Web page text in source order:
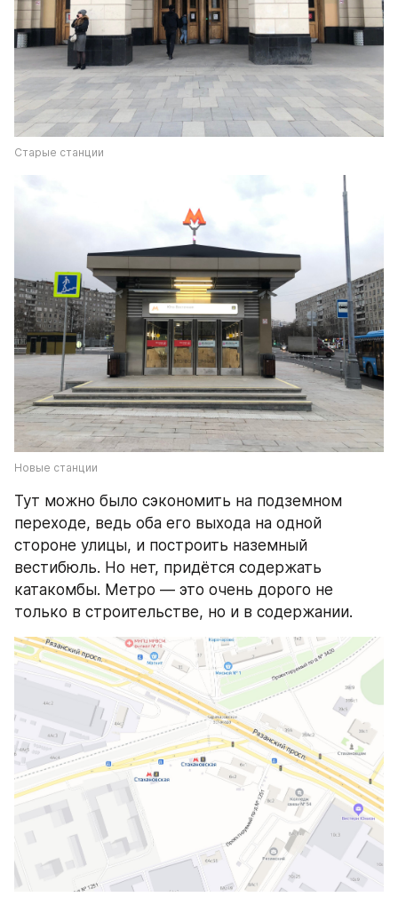
Старые станции
Новые станции
Тут можно было сэкономить на подземном
переходе, ведь оба его выхода на одной
стороне улицы, и построить наземный
вестибюль. Но нет, придётся содержать
катакомбы. Метро — это очень дорого не
только в строительстве, но и в содержании.